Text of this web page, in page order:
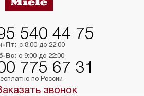
540 44 75
Пт: с 8:00 до 22:00
Вс: с 9:00 до 22:00
775 67 31
по России
звонок